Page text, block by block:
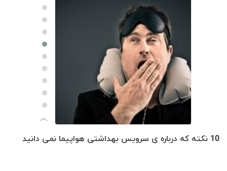
›
جِت لَگ چیست؟ و چگونه با آن مقابله کنیم؟